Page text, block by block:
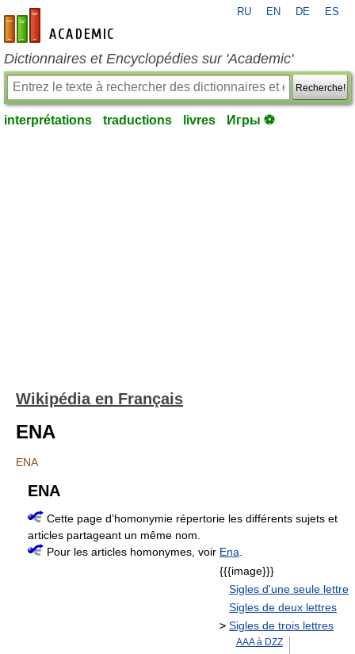
fr-academic.com
RU EN DE ES
Dictionnaires et Encyclopédies sur 'Academic'
Recherche!
interprétations traductions livres Игры ⚽
Wikipédia en Français
ENA
ENA
ENA
Cette page d’homonymie répertorie les différents sujets et
articles partageant un même nom.
Pour les articles homonymes, voir Ena
{{{image}}}
Sigles d'une seule lettre
Sigles de deux lettres
> Sigles de trois lettres
AAA à DZZ